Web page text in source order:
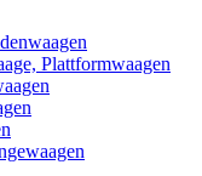
Plattformwaagen